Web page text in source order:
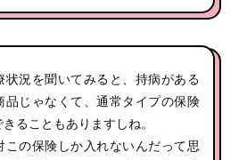
状況を聞いてみると、持病がある
品じゃなくて、通常タイプの保険
ることもありますしね。
この保険しか入れないんだって思